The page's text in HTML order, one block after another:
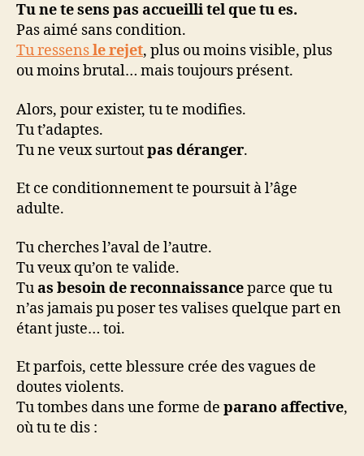
Tu ne te sens pas accueilli tel que tu es.
Pas aimé sans condition.
Tu ressensle rejet, plus ou moins visible, plus
ou moins brutal… mais toujours présent.
Alors, pour exister, tu te modifies.
Tu t’adaptes.
Tu ne veux surtoutpas déranger.
Et ce conditionnement te poursuit à l’âge
adulte.
Tu cherches l’aval de l’autre.
Tu veux qu’on te valide.
Tuas besoin de reconnaissanceparce que tu
n’as jamais pu poser tes valises quelque part en
étant juste… toi.
Et parfois, cette blessure crée des vagues de
doutes violents.
Tu tombes dans une forme de parano affective,
où tu te dis :